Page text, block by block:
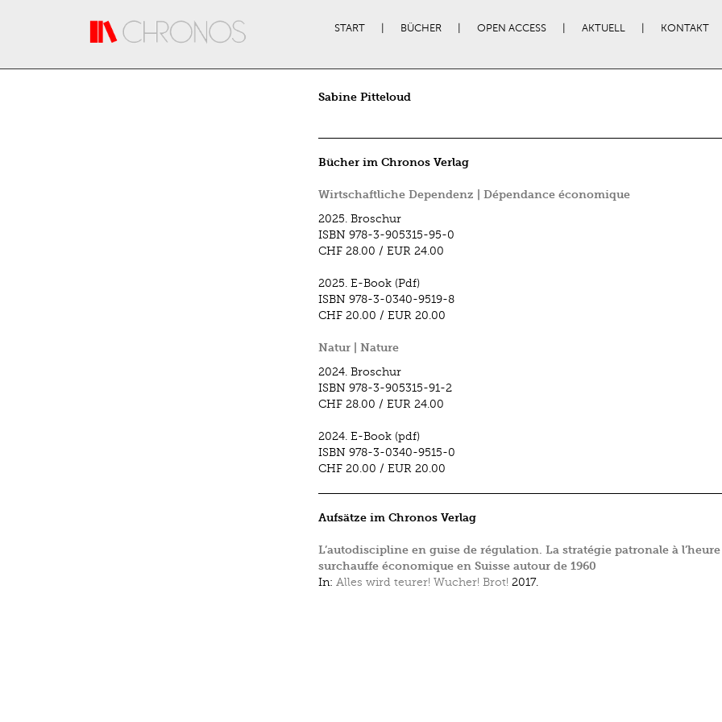
START BÜCHER OPEN ACCESS AKTUELL KONTAKT
Sabine Pitteloud
Bücher im Chronos Verlag
Wirtschaftliche Dependenz | Dépendance économique
2025. Broschur
ISBN 978-3-905315-95-0
CHF 28.00 / EUR 24.00
2025. E-Book (Pdf)
ISBN 978-3-0340-9519-8
CHF 20.00 / EUR 20.00
Natur | Nature
2024. Broschur
ISBN 978-3-905315-91-2
CHF 28.00 / EUR 24.00
2024. E-Book (pdf)
ISBN 978-3-0340-9515-0
CHF 20.00 / EUR 20.00
Aufsätze im Chronos Verlag
L’autodiscipline en guise de régulation. La stratégie patronale à l’heure
surchauffe économique en Suisse autour de 1960
In: Alles wird teurer! Wucher! Brot! 2017.